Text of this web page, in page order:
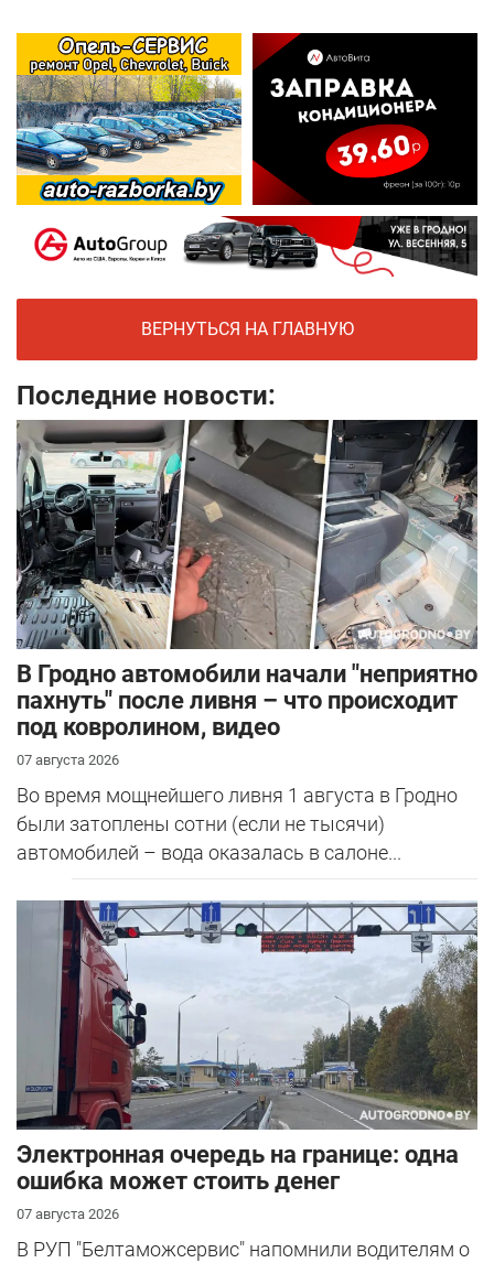
ВЕРНУТЬСЯ НА ГЛАВНУЮ
Последние новости:
В Гродно автомобили начали "неприятно
пахнуть" после ливня – что происходит
под ковролином, видео
07 августа 2026
Во время мощнейшего ливня 1 августа в Гродно
были затоплены сотни (если не тысячи)
автомобилей – вода оказалась в салоне...
Электронная очередь на границе: одна
ошибка может стоить денег
07 августа 2026
В РУП "Белтаможсервис" напомнили водителям о